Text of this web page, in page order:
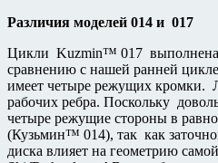
Различия моделей 014 и 017
Цикли Kuzmin™ 017
сравнению с нашей ранней
имеет четыре режущих кромки.
рабочих ребра. Поскольку
четыре режущие стороны в
(Кузьмин™ 014), так как
диска влияет на геометрию